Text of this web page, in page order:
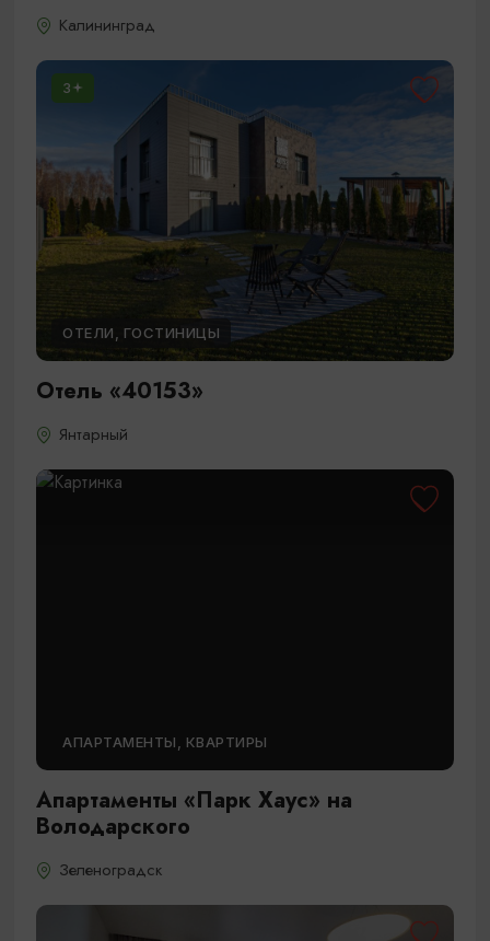
Калининград
3
ОТЕЛИ, ГОСТИНИЦЫ
Отель «40153»
Янтарный
АПАРТАМЕНТЫ, КВАРТИРЫ
Апартаменты «Парк Хаус» на
Володарского
Зеленоградск